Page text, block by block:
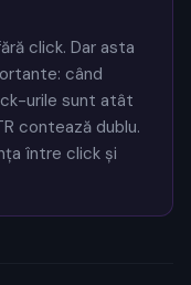
click. Dar asta
când
urile sunt atât
contează dublu.
între click și